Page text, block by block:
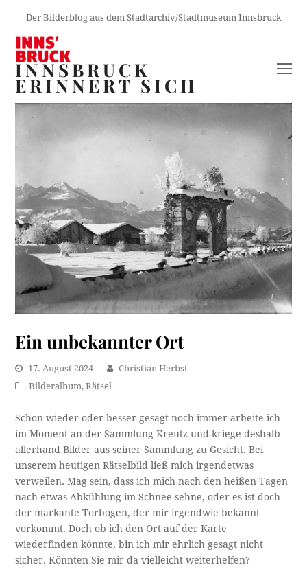
Der Bilderblog aus dem Stadtarchiv/Stadtmuseum Innsbruck
INNSBRUCK
ERINNERT SICH
Ein unbekannter Ort
17. August 2024
Christian Herbst
Bilderalbum,Rätsel
Schon wieder oder besser gesagt noch immer arbeite ich
im Moment an der Sammlung Kreutz und kriege deshalb
allerhand Bilder aus seiner Sammlung zu Gesicht. Bei
unserem heutigen Rätselbild ließ mich irgendetwas
verweilen. Mag sein, dass ich mich nach den heißen Tagen
nach etwas Abkühlung im Schnee sehne, oder es ist doch
der markante Torbogen, der mir irgendwie bekannt
vorkommt. Doch ob ich den Ort auf der Karte
wiederfinden könnte, bin ich mir ehrlich gesagt nicht
sicher. Könnten Sie mir da vielleicht weiterhelfen?